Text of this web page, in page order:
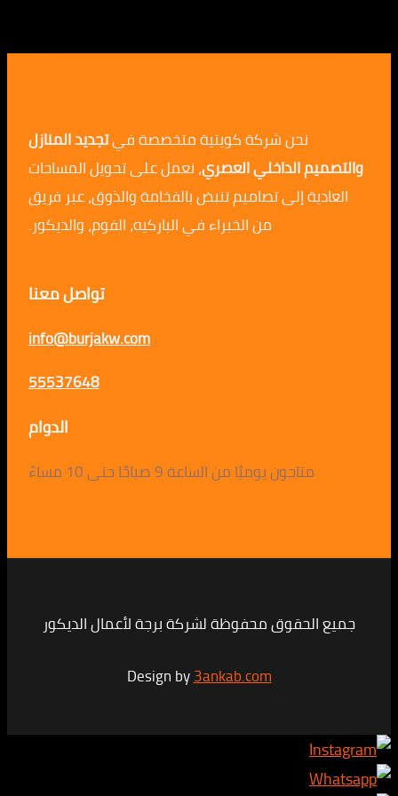
نحن شركة كويتية متخصصة فيتجديد المنازل
الداخلي العصري، نعمل على تحويل المساحات
إلى تصاميم تنبض بالفخامة والذوق، عبر فريق
من الخبراء في الباركيه، الفوم، والديكور.
info@burjakw.com
متاحون يوميًا من الساعة 9 صباحًا حتى 10 مساءً
محفوظة لشركة برجة لأعمال الديكور
Design by